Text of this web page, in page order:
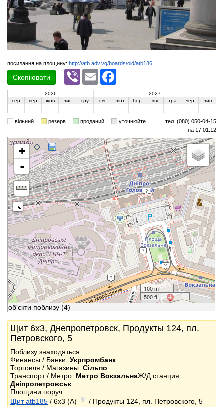
посилання на площину: http://atb.adv.vg/boards/oid/atb186
Скопіювати
Viber Email
2026
2027
сер
вер жов лис гру січ лют бер кві тра чер лип
вільний резерв проданий уточнюйте
тел. (080) 050-04-15
на 17.01.12
+
-
100 m
500 ft
об'єкти поблизу (4)
Щит 6x3, Днепропетровск, Продукты 124, пл.
Петровского, 5
Поблизу знаходяться:
Финансы / Банки: Укрпромбанк
Торговля / Магазины: Сільпо
Транспорт / Метро: Метро ВокзальнаЖ/Д станция:
Дніпропетровськ
Площини поруч:
Щит atb185 / 6x3 (A) / Продукты 124, пл. Петровского, 5